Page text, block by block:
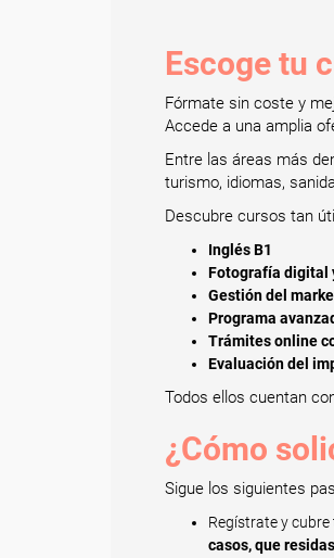
Escoge tu
Fórmate sin coste y
Accede a una amplia
Entre las áreas más
turismo, idiomas,
Descubre cursos tan
Inglés B1
Fotografía digital
Gestión del
Programa
Trámites online
Evaluación del
Todos ellos cuentan
¿Cómo
Sigue los siguientes
Regístrate y
casos, que